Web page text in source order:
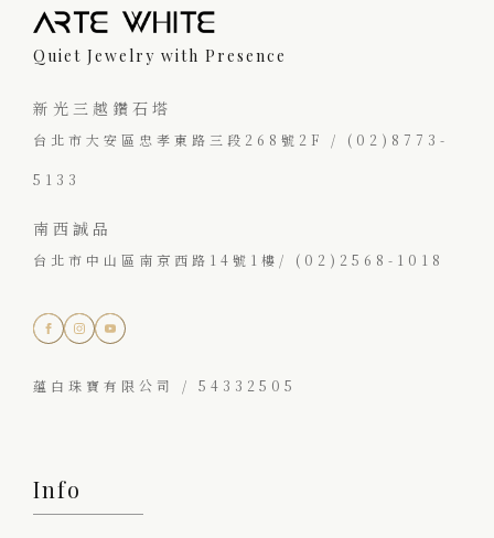
Quiet Jewelry with Presence
新光三越鑽石塔
台北市大安區忠孝東路三段268號2F / (02)8773-
5133
南西誠品
台北市中山區南京西路14號1樓/ (02)2568-1018
蘊白珠寶有限公司 / 54332505
Info